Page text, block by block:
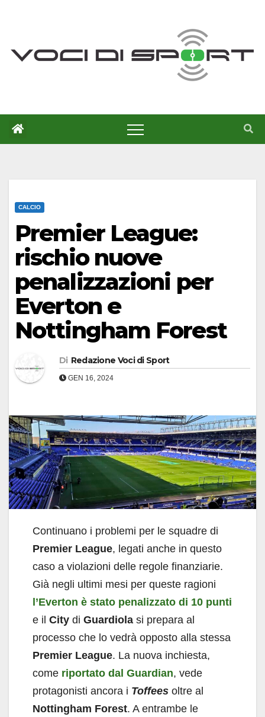
CALCIO
Premier League:
rischio nuove
penalizzazioni per
Everton e
Nottingham Forest
Di Redazione Voci di Sport
GEN 16, 2024
Continuano i problemi per le squadre di
Premier League, legati anche in questo
caso a violazioni delle regole finanziarie.
Già negli ultimi mesi per queste ragioni
l’Everton è stato penalizzato di 10 punti
e il City di Guardiola si prepara al
processo che lo vedrà opposto alla stessa
Premier League. La nuova inchiesta,
come riportato dal Guardian, vede
protagonisti ancora i Toffees oltre al
Nottingham Forest. A entrambe le